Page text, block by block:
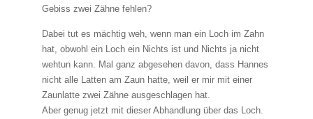
Gebiss zwei Zähne fehlen?
Dabei tut es mächtig weh, wenn man ein Loch im Zahn
hat, obwohl ein Loch ein Nichts ist und Nichts ja nicht
wehtun kann. Mal ganz abgesehen davon, dass Hannes
nicht alle Latten am Zaun hatte, weil er mir mit einer
Zaunlatte zwei Zähne ausgeschlagen hat.
Aber genug jetzt mit dieser Abhandlung über das Loch.